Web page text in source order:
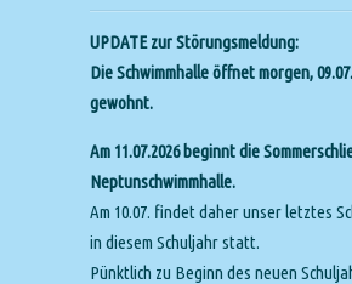
UPDATE zur Störungsmeldung:
Die Schwimmhalle öffnet morgen,
gewohnt.
Am 11.07.2026 beginnt die
Neptunschwimmhalle.
Am 10.07. findet daher unser letztes
in diesem Schuljahr statt.
Pünktlich zu Beginn des neuen